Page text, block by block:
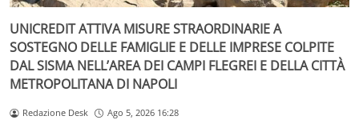
UNICREDIT ATTIVA MISURE STRAORDINARIE A
SOSTEGNO DELLE FAMIGLIE E DELLE IMPRESE COLPITE
DAL SISMA NELL’AREA DEI CAMPI FLEGREI E DELLA CITTÀ
METROPOLITANA DI NAPOLI
Redazione Desk Ago 5, 2026 16:28